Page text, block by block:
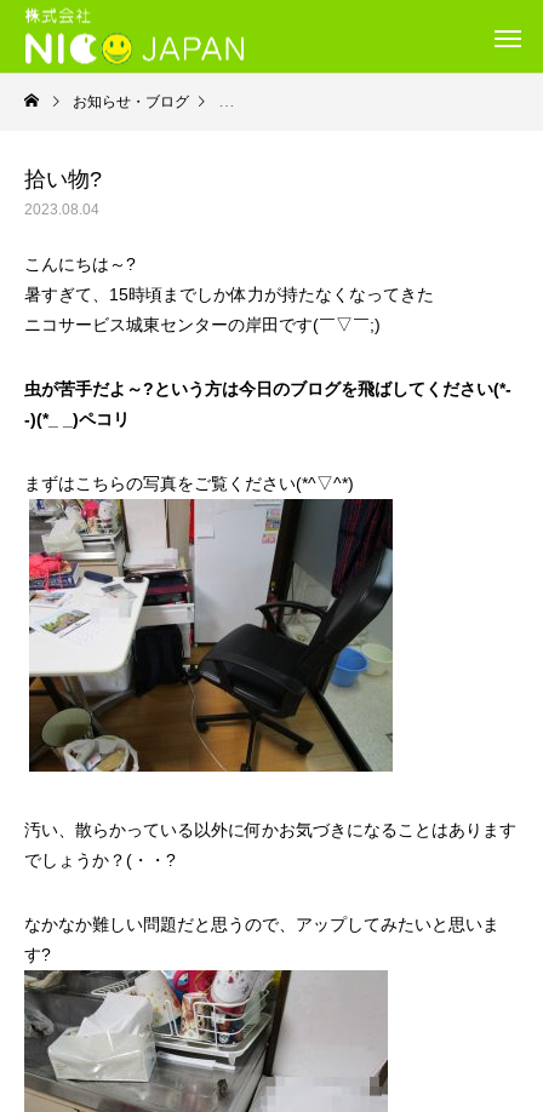
お知らせ・ブログ 就労継続支援Ｂ型・ニコサービス城東センター
拾い物?
2023.08.04
こんにちは～?
暑すぎて、15時頃までしか体力が持たなくなってきた
ニコサービス城東センターの岸田です(￣▽￣;)
虫が苦手だよ～?という方は今日のブログを飛ばしてください(*-
-)(*_ _)ペコリ
まずはこちらの写真をご覧ください(*^▽^*)
汚い、散らかっている以外に何かお気づきになることはあります
でしょうか？(・・?
なかなか難しい問題だと思うので、アップしてみたいと思いま
す?